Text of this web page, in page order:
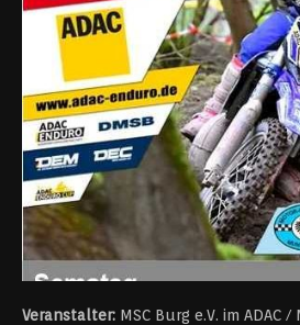
Veranstalter: MSC Burg e.V. im ADAC